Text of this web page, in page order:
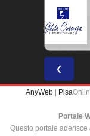
❮
AnyWeb Pisa
Portale
Questo portale aderisce